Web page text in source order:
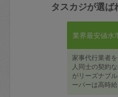
タスカジが選ば
業界最安値水
家事代行業者
人同士の契約
がリーズナブ
ーパーは高時給